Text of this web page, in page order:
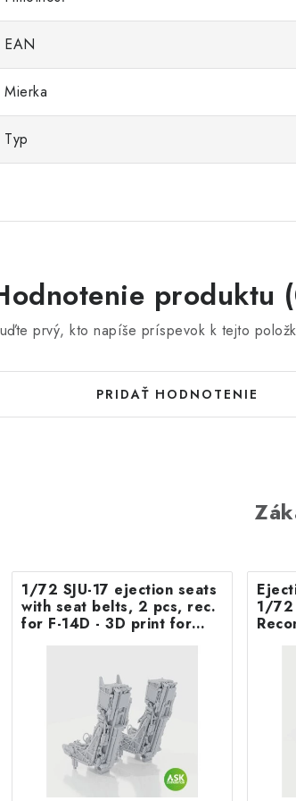
EAN
Mierka
Typ
produktu
prvý, kto napíše príspevok k tejto
PRIDAŤ HODNOTENIE
1/72 SJU-17 ejection seats
with seat belts, 2 pcs, rec.
for F-14D - 3D print for
1/72 - with seat belts -